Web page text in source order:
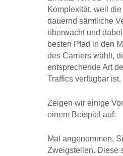
Komplexität, weil
dauernd sämtliche
überwacht und
besten Pfad in den
des Carriers wählt,
entsprechende Art
Traffics verfügbar ist.
Zeigen wir einige
einem Beispiel auf:
Mal angenommen,
Zweigstellen. Diese